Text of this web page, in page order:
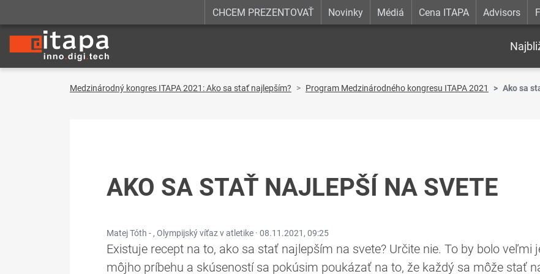
CHCEM PREZENTOVAŤ Novinky Médiá Cena ITAPA Advisors
Medzinárodný kongres ITAPA 2021: Ako sa stať najlepším? Program Medzinárodného kongresu ITAPA 2021 Ako sa
AKO SA STAŤ NAJLEPŠÍ NA SVETE
Matej Tóth - , Olympijský víťaz v atletike · 08.11.2021, 09:25
Existuje recept na to, ako sa stať najlepším na svete? Určite nie. To by bolo veľmi
môjho príbehu a skúseností sa pokúsim poukázať na to, že každý sa môže stať